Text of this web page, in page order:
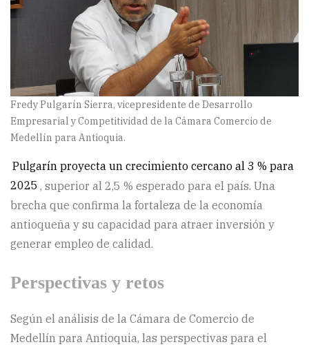
Fredy Pulgarín Sierra, vicepresidente de Desarrollo
Empresarial y Competitividad de la Cámara Comercio de
Medellín para Antioquia.
Pulgarín proyecta un crecimiento cercano al 3 % para
2025 , superior al 2,5 % esperado para el país. Una
brecha que confirma la fortaleza de la economía
antioqueña y su capacidad para atraer inversión y
generar empleo de calidad.
Perspectivas y retos
Según el análisis de la Cámara de Comercio de
Medellín para Antioquia, las perspectivas para el